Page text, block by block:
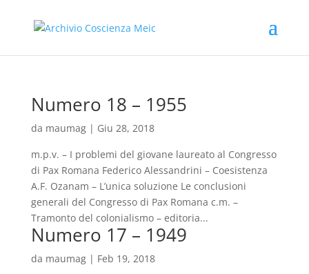
Numero 18 – 1955
da maumag| Giu 28, 2018
m.p.v. – I problemi del giovane laureato al Congresso
di Pax Romana Federico Alessandrini – Coesistenza
A.F. Ozanam – L’unica soluzione Le conclusioni
generali del Congresso di Pax Romana c.m. –
Tramonto del colonialismo – editoria...
Numero 17 – 1949
da maumag| Feb 19, 2018